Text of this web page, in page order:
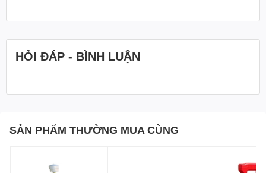
HỎI ĐÁP - BÌNH LUẬN
SẢN PHẨM THƯỜNG MUA CÙNG